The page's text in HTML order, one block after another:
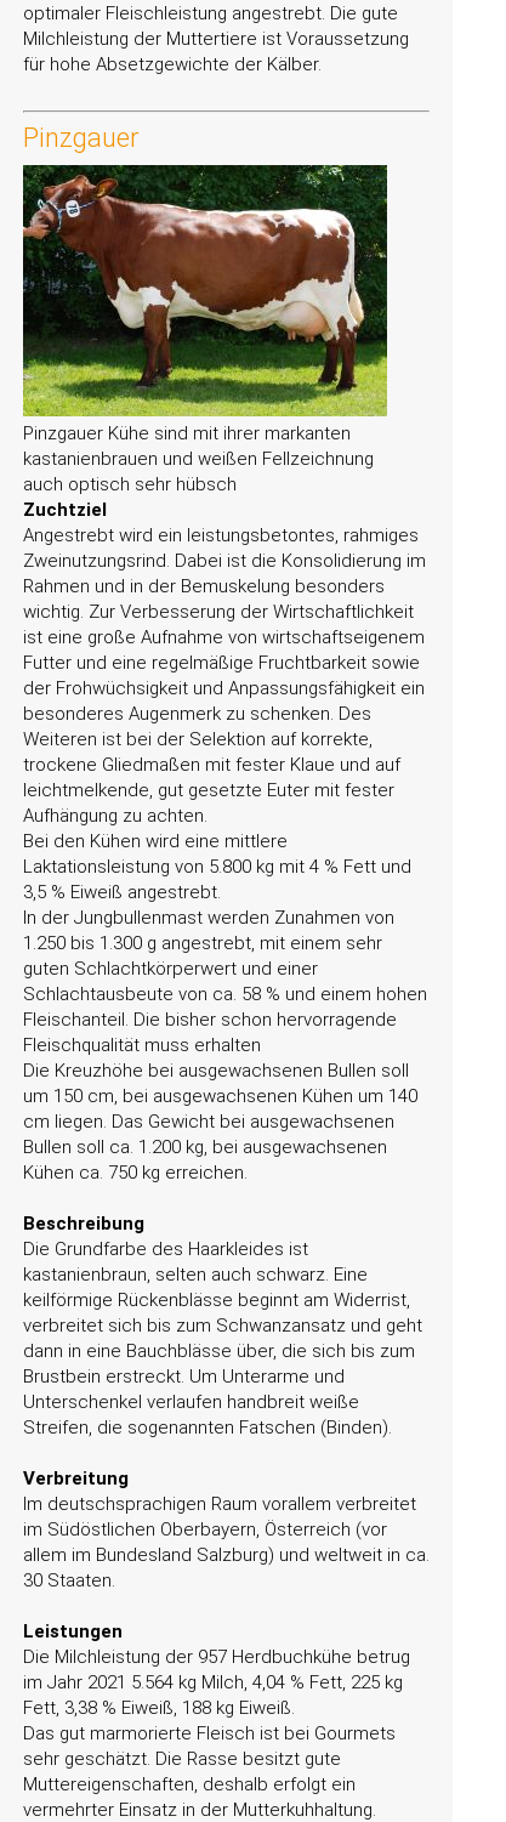
optimaler Fleischleistung angestrebt. Die gute
Milchleistung der Muttertiere ist Voraussetzung
für hohe Absetzgewichte der Kälber.
Pinzgauer
Pinzgauer Kühe sind mit ihrer markanten
kastanienbrauen und weißen Fellzeichnung
auch optisch sehr hübsch
Zuchtziel
Angestrebt wird ein leistungsbetontes, rahmiges
Zweinutzungsrind. Dabei ist die Konsolidierung im
Rahmen und in der Bemuskelung besonders
wichtig. Zur Verbesserung der Wirtschaftlichkeit
ist eine große Aufnahme von wirtschaftseigenem
Futter und eine regelmäßige Fruchtbarkeit sowie
der Frohwüchsigkeit und Anpassungsfähigkeit ein
besonderes Augenmerk zu schenken. Des
Weiteren ist bei der Selektion auf korrekte,
trockene Gliedmaßen mit fester Klaue und auf
leichtmelkende, gut gesetzte Euter mit fester
Aufhängung zu achten.
Bei den Kühen wird eine mittlere
Laktationsleistung von 5.800 kg mit 4 % Fett und
3,5 % Eiweiß angestrebt.
In der Jungbullenmast werden Zunahmen von
1.250 bis 1.300 g angestrebt, mit einem sehr
guten Schlachtkörperwert und einer
Schlachtausbeute von ca. 58 % und einem hohen
Fleischanteil. Die bisher schon hervorragende
Fleischqualität muss erhalten
Die Kreuzhöhe bei ausgewachsenen Bullen soll
um 150 cm, bei ausgewachsenen Kühen um 140
cm liegen. Das Gewicht bei ausgewachsenen
Bullen soll ca. 1.200 kg, bei ausgewachsenen
Kühen ca. 750 kg erreichen.
Beschreibung
Die Grundfarbe des Haarkleides ist
kastanienbraun, selten auch schwarz. Eine
keilförmige Rückenblässe beginnt am Widerrist,
verbreitet sich bis zum Schwanzansatz und geht
dann in eine Bauchblässe über, die sich bis zum
Brustbein erstreckt. Um Unterarme und
Unterschenkel verlaufen handbreit weiße
Streifen, die sogenannten Fatschen (Binden).
Verbreitung
Im deutschsprachigen Raum vorallem verbreitet
im Südöstlichen Oberbayern, Österreich (vor
allem im Bundesland Salzburg) und weltweit in ca.
30 Staaten.
Leistungen
Die Milchleistung der 957 Herdbuchkühe betrug
im Jahr 2021 5.564 kg Milch, 4,04 % Fett, 225 kg
Fett, 3,38 % Eiweiß, 188 kg Eiweiß.
Das gut marmorierte Fleisch ist bei Gourmets
sehr geschätzt. Die Rasse besitzt gute
Muttereigenschaften, deshalb erfolgt ein
vermehrter Einsatz in der Mutterkuhhaltung.